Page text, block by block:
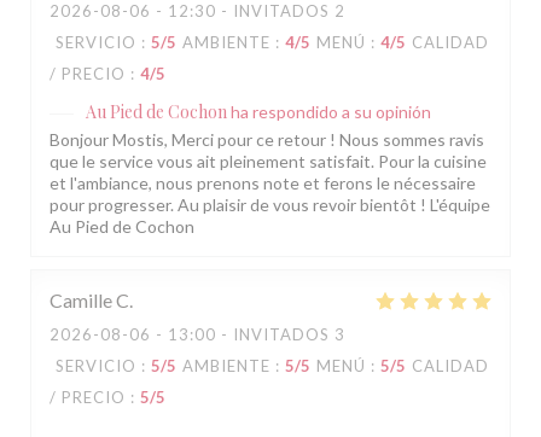
2026-08-06 - 12:30 - INVITADOS 2
SERVICIO : 5/5 AMBIENTE : 4/5 MENÚ : 4/5 CALIDAD
/ PRECIO : 4/5
Au Pied de Cochonha respondido a su opinión
Bonjour Mostis, Merci pour ce retour ! Nous sommes ravis
que le service vous ait pleinement satisfait. Pour la cuisine
et l'ambiance, nous prenons note et ferons le nécessaire
pour progresser. Au plaisir de vous revoir bientôt ! L'équipe
Au Pied de Cochon
CamilleC
2026-08-06 - 13:00 - INVITADOS 3
SERVICIO : 5/5 AMBIENTE : 5/5 MENÚ : 5/5 CALIDAD
/ PRECIO : 5/5